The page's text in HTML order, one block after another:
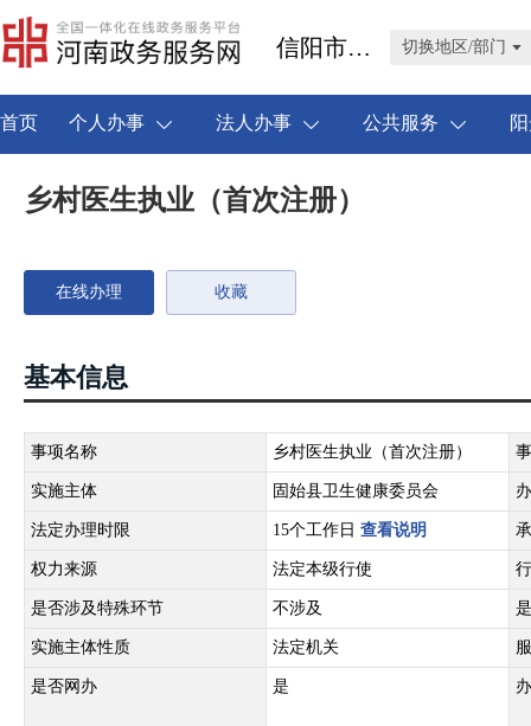
信阳市固始县 切换地区/部门
首页 个人办事 法人办事 公共服务
乡村医生执业（首次注册）
在线办理 收藏
基本信息
事项名称 乡村医生执业（首次注册）
实施主体 固始县卫生健康委员会
法定办理时限 15个工作日 查看说明
权力来源 法定本级行使
是否涉及特殊环节 不涉及
实施主体性质 法定机关
是否网办 是